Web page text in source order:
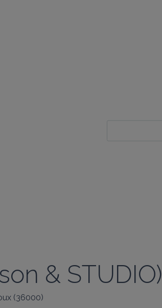
& STUDIO)
(36000)